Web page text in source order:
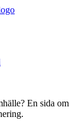
En sida